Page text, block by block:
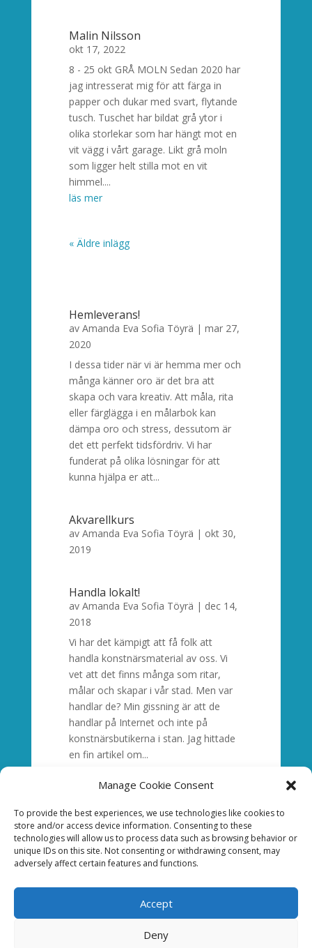
Manage Cookie Consent
To provide the best experiences, we use technologies like cookies to
store and/or access device information. Consenting to these
technologies will allow us to process data such as browsing behavior or
unique IDs on this site. Not consenting or withdrawing consent, may
adversely affect certain features and functions.
Accept
Deny
Malin Nilsson
okt 17, 2022
8 - 25 okt GRÅ MOLN Sedan 2020 har
jag intresserat mig för att färga in
papper och dukar med svart, flytande
tusch. Tuschet har bildat grå ytor i
olika storlekar som har hängt mot en
vit vägg i vårt garage. Likt grå moln
som ligger helt stilla mot en vit
himmel....
läs mer
« Äldre inlägg
Hemleverans!
av Amanda Eva Sofia Töyrä | mar 27,
2020
I dessa tider när vi är hemma mer och
många känner oro är det bra att
skapa och vara kreativ. Att måla, rita
eller färglägga i en målarbok kan
dämpa oro och stress, dessutom är
det ett perfekt tidsfördriv. Vi har
funderat på olika lösningar för att
kunna hjälpa er att...
Akvarellkurs
av Amanda Eva Sofia Töyrä | okt 30,
2019
Handla lokalt!
av Amanda Eva Sofia Töyrä | dec 14,
2018
Vi har det kämpigt att få folk att
handla konstnärsmaterial av oss. Vi
vet att det finns många som ritar,
målar och skapar i vår stad. Men var
handlar de? Min gissning är att de
handlar på Internet och inte på
konstnärsbutikerna i stan. Jag hittade
en fin artikel om...
Arkiv Konstnyheter